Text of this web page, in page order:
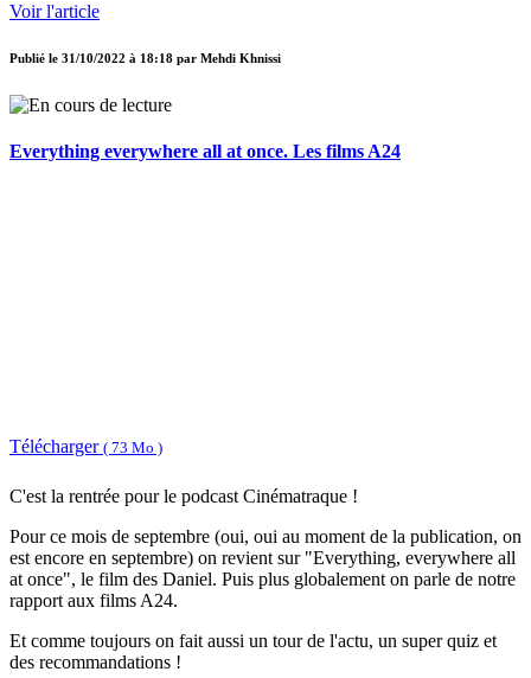
Voir l'article
Publié le 31/10/2022 à 18:18 par Mehdi Khnissi
Everything everywhere all at once. Les films A24
Télécharger ( 73 Mo )
C'est la rentrée pour le podcast Cinématraque !
Pour ce mois de septembre (oui, oui au moment de la publication, on
est encore en septembre) on revient sur "Everything, everywhere all
at once", le film des Daniel. Puis plus globalement on parle de notre
rapport aux films A24.
Et comme toujours on fait aussi un tour de l'actu, un super quiz et
des recommandations !